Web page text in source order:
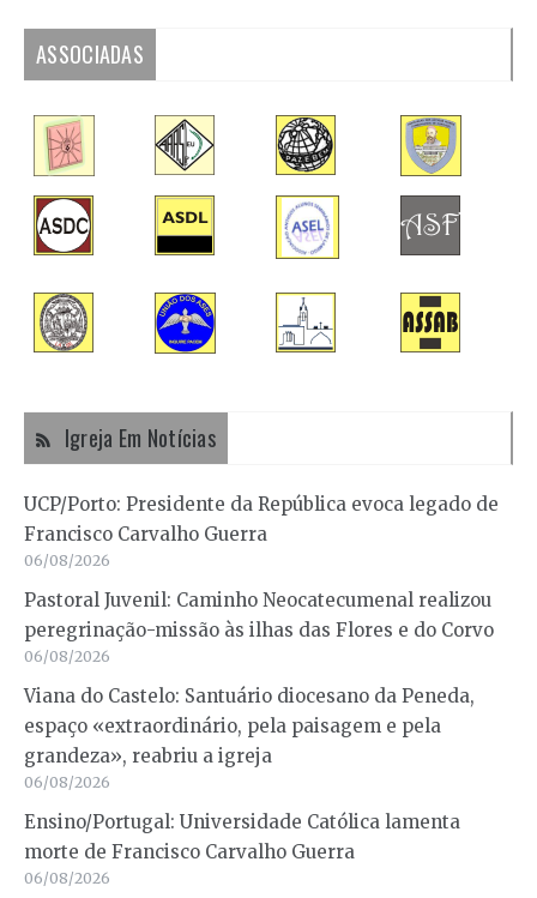
ASSOCIADAS
Igreja Em Notícias
UCP/Porto: Presidente da República evoca legado de
Francisco Carvalho Guerra
06/08/2026
Pastoral Juvenil: Caminho Neocatecumenal realizou
peregrinação-missão às ilhas das Flores e do Corvo
06/08/2026
Viana do Castelo: Santuário diocesano da Peneda,
espaço «extraordinário, pela paisagem e pela
grandeza», reabriu a igreja
06/08/2026
Ensino/Portugal: Universidade Católica lamenta
morte de Francisco Carvalho Guerra
06/08/2026